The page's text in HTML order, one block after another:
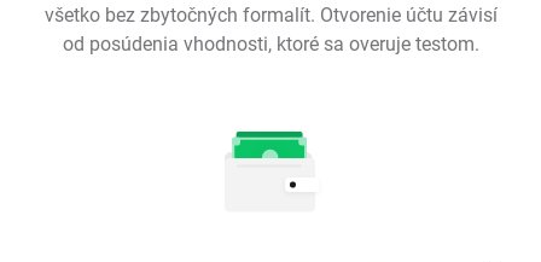
všetko bez zbytočných formalít. Otvorenie účtu závisí
od posúdenia vhodnosti, ktoré sa overuje testom.